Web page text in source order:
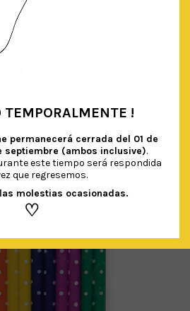
CIRCULAR MULTICOLOR
5.90
TEMPORALMENTE !
permanecerá cerrada del 01 de
septiembre (ambos inclusive).
este tiempo será respondida
que regresemos.
molestias ocasionadas.
♡